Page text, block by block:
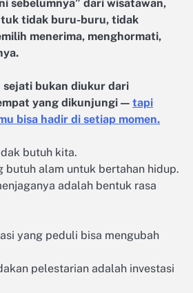
sebelumnya” dari wisatawan,
tidak buru-buru, tidak
menerima, menghormati,
sejati bukan diukur dari
yang dikunjungi — tapi
bisa hadir di setiap momen.
butuh kita.
butuh alam untuk bertahan hidup.
adalah bentuk rasa
yang peduli bisa mengubah
pelestarian adalah investasi